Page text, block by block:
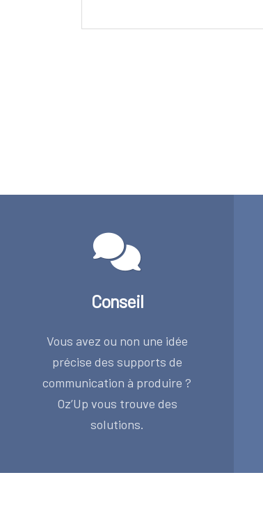
Conseil
Vous avez ou non une idée
précise des supports de
communication à produire ?
Oz’Up vous trouve des
solutions.